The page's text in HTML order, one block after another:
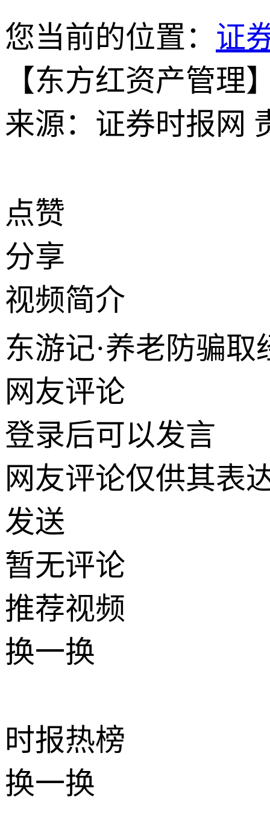
您当前的位置： 证
【东方红资产管理
来源：证券时报网
点赞
分享
视频简介
东游记·养老防骗取
网友评论
登录后可以发言
网友评论仅供其表
发送
暂无评论
推荐视频
换一换
时报热榜
换一换